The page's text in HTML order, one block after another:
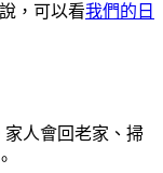
，可以看我們的日
家人會回老家、掃